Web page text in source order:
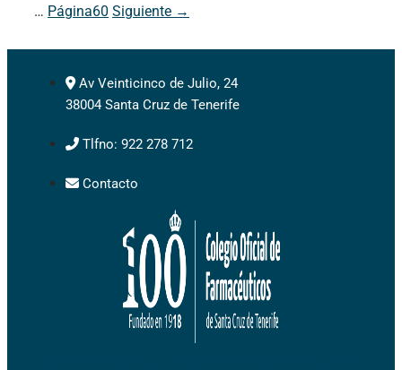
… Página60 Siguiente →
Av Veinticinco de Julio, 24
38004 Santa Cruz de Tenerife
Tlfno: 922 278 712
Contacto